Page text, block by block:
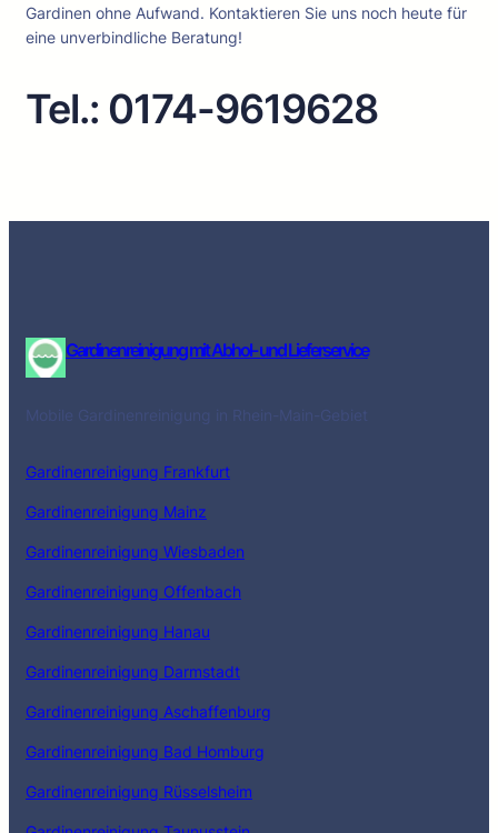
Gardinen ohne Aufwand. Kontaktieren Sie uns noch heute für
eine unverbindliche Beratung!
Tel.: 0174-9619628
Gardinenreinigung mit Abhol- und Lieferservice
Mobile Gardinenreinigung in Rhein-Main-Gebiet
Gardinenreinigung Frankfurt
Gardinenreinigung Mainz
Gardinenreinigung Wiesbaden
Gardinenreinigung Offenbach
Gardinenreinigung Hanau
Gardinenreinigung Darmstadt
Gardinenreinigung Aschaffenburg
Gardinenreinigung Bad Homburg
Gardinenreinigung Rüsselsheim